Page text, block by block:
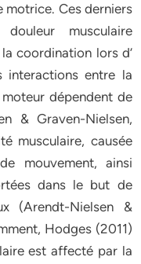
motrice. Ces derniers
musculaire
coordination lors d’
interactions entre la
dépendent de
& Graven-Nielsen,
musculaire, causée
mouvement, ainsi
dans le but de
(Arendt-Nielsen &
Hodges (2011)
est affecté par la